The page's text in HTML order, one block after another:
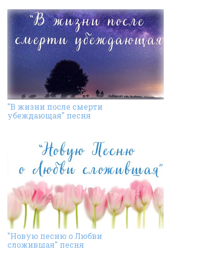
"В жизни после смерти
убеждающая" песня
"Новую песню о Любви
сложившая" песня